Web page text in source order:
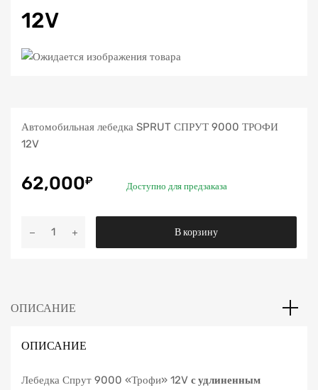
12V
Автомобильная лебедка SPRUT СПРУТ 9000 ТРОФИ
12V
62,000₽ Доступно для предзаказа
В корзину
ОПИСАНИЕ
ОПИСАНИЕ
Лебедка Спрут 9000 «Трофи» 12V с удлиненным